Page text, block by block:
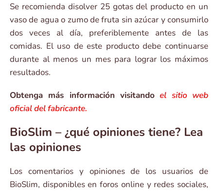
Se recomienda disolver 25 gotas del producto en un
vaso de agua o zumo de fruta sin azúcar y consumirlo
dos veces al día, preferiblemente antes de las
comidas. El uso de este producto debe continuarse
durante al menos un mes para lograr los máximos
resultados.
Obtenga más información visitando el sitio web
oficial del fabricante.
BioSlim – ¿qué opiniones tiene? Lea
las opiniones
Los comentarios y opiniones de los usuarios de
BioSlim, disponibles en foros online y redes sociales,